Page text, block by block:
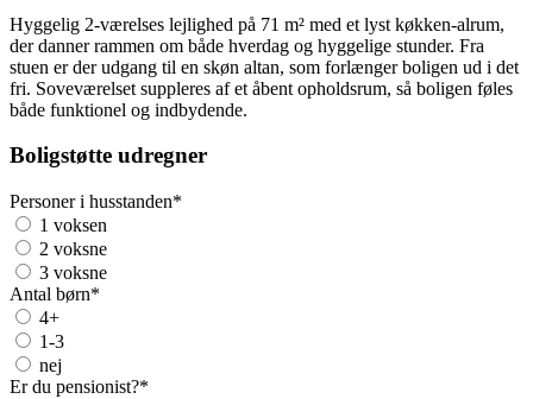
Hyggelig 2-værelses lejlighed på 71 m² med et lyst køkken-alrum,
der danner rammen om både hverdag og hyggelige stunder. Fra
stuen er der udgang til en skøn altan, som forlænger boligen ud i det
fri. Soveværelset suppleres af et åbent opholdsrum, så boligen føles
både funktionel og indbydende.
Boligstøtte udregner
Personer i husstanden*
1 voksen
2 voksne
3 voksne
Antal børn*
4+
1-3
nej
Er du pensionist?*